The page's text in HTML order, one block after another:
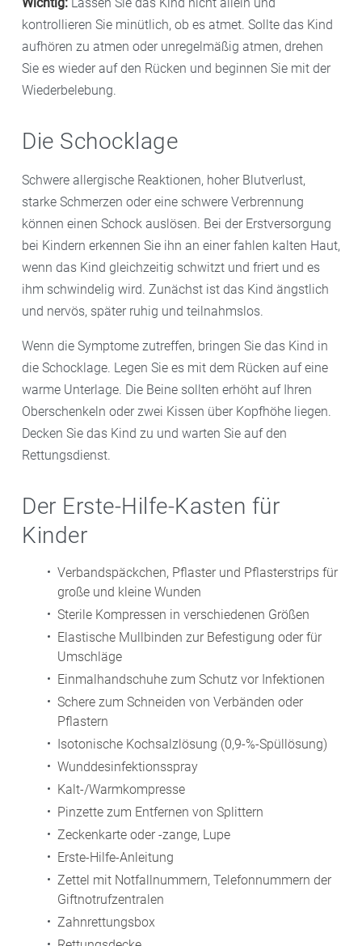
kontrollieren Sie minütlich, ob es atmet. Sollte das Kind
aufhören zu atmen oder unregelmäßig atmen, drehen
Sie es wieder auf den Rücken und beginnen Sie mit der
Wiederbelebung.
Die Schocklage
Schwere allergische Reaktionen, hoher Blutverlust,
starke Schmerzen oder eine schwere Verbrennung
können einen Schock auslösen. Bei der Erstversorgung
bei Kindern erkennen Sie ihn an einer fahlen kalten Haut,
wenn das Kind gleichzeitig schwitzt und friert und es
ihm schwindelig wird. Zunächst ist das Kind ängstlich
und nervös, später ruhig und teilnahmslos.
Wenn die Symptome zutreffen, bringen Sie das Kind in
die Schocklage. Legen Sie es mit dem Rücken auf eine
warme Unterlage. Die Beine sollten erhöht auf Ihren
Oberschenkeln oder zwei Kissen über Kopfhöhe liegen.
Decken Sie das Kind zu und warten Sie auf den
Rettungsdienst.
Der Erste-Hilfe-Kasten für
Kinder
Verbandspäckchen, Pflaster und Pflasterstrips für
große und kleine Wunden
Sterile Kompressen in verschiedenen Größen
Elastische Mullbinden zur Befestigung oder für
Umschläge
Einmalhandschuhe zum Schutz vor Infektionen
Schere zum Schneiden von Verbänden oder
Pflastern
Isotonische Kochsalzlösung (0,9-%-Spüllösung)
Wunddesinfektionsspray
Kalt-/Warmkompresse
Pinzette zum Entfernen von Splittern
Zeckenkarte oder -zange, Lupe
Erste-Hilfe-Anleitung
Zettel mit Notfallnummern, Telefonnummern der
Giftnotrufzentralen
Zahnrettungsbox